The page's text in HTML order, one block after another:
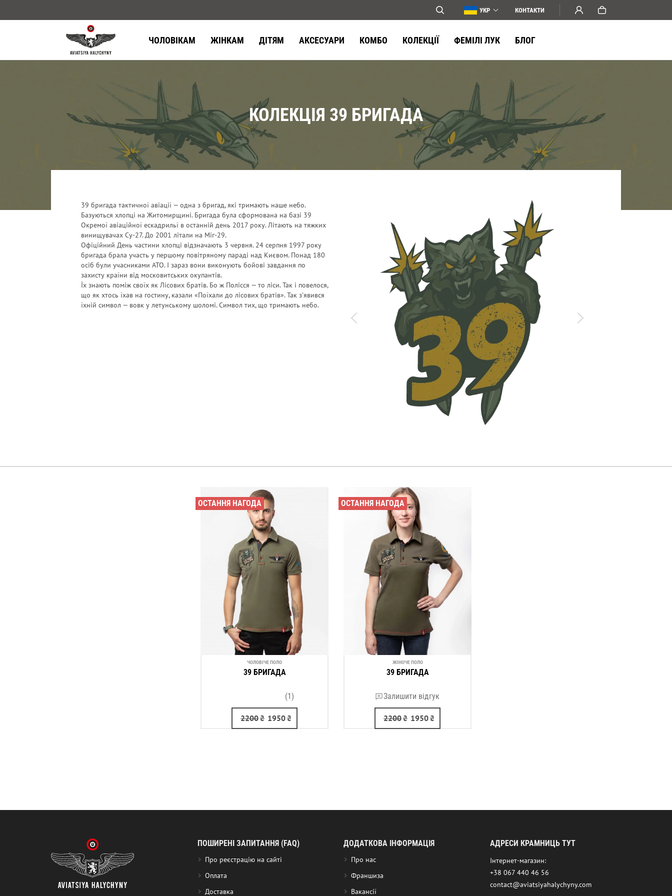
УКР КОНТАКТИ
ЧОЛОВІКАМ ЖІНКАМ ДІТЯМ АКСЕСУАРИ КОМБО КОЛЕКЦІЇ ФЕМІЛІ ЛУК БЛОГ
КОЛЕКЦІЯ 39 БРИГАДА
39 бригада тактичної авіації — одна з бригад, які тримають наше небо.
Базуються хлопці на Житомирщині. Бригада була сформована на базі 39
Окремої авіаційної ескадрильї в останній день 2017 року. Літають на тяжких
винищувачах Су-27. До 2001 літали на Міг-29.
Офіційний День частини хлопці відзначають 3 червня. 24 серпня 1997 року
бригада брала участь у першому повітряному параді над Києвом. Понад 180
осіб були учасниками АТО. І зараз вони виконують бойові завдання по
захисту країни від московитських окупантів.
Їх знають поміж своїх як Лісових братів. Бо ж Полісся — то ліси. Так і повелося,
що як хтось їхав на гостину, казали «Поїхали до лісових братів». Так з’явився
їхній символ — вовк у летунському шоломі. Символ тих, що тримають небо.
ОСТАННЯ НАГОДА
ЧОЛОВІЧЕ ПОЛО
39 БРИГАДА
(1)
2200₴ 1950₴
ОСТАННЯ НАГОДА
ЖІНОЧЕ ПОЛО
39 БРИГАДА
Залишити відгук
2200₴ 1950₴
ПОШИРЕНІ ЗАПИТАННЯ (FAQ)
Про реєстрацію на сайті
Оплата
Доставка
ДОДАТКОВА ІНФОРМАЦІЯ
Про нас
Франшиза
Вакансії
АДРЕСИ КРАМНИЦЬ ТУТ
Інтернет-магазин:
+38 067 440 46 56
contact@aviatsiyahalychyny.com